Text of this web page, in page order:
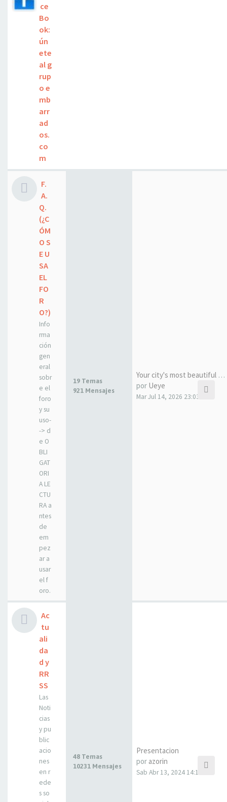
ce
Bo
ok:
ún
ete
al g
rup
o e
mb
arr
ad
os.
co
m
F.
A.
Q.
(¿C
ÓM
O S
E U
SA
EL
FO
R
O?)
Info
rma
ción
gen
eral
sobr
e el
foro
y su
uso-
-> d
e O
BLI
GAT
ORI
A LE
CTU
RA a
ntes
de
em
pez
ar a
usar
el f
oro.
19 Temas
921 Mensajes
Your city's most beautiful gi…
por Ueye
Mar Jul 14, 2026 23:03
Ac
tu
ali
da
d y
RR
SS
Las
Noti
cias
y pu
blic
acio
nes
en r
ede
s so
48 Temas
10231 Mensajes
Presentacion
por azorin
Sab Abr 13, 2024 14:10